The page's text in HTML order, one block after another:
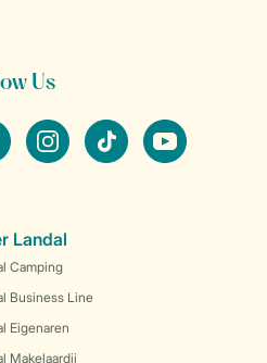
Us
instagramtiktok youtube
Landal
Camping
Business Line
Eigenaren
Makelaardij